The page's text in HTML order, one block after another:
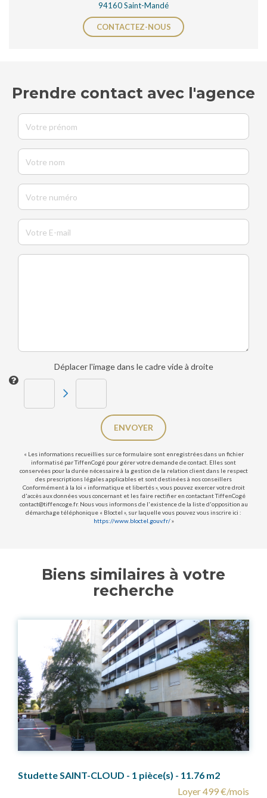
94160 Saint-Mandé
CONTACTEZ-NOUS
Prendre contact avec l'agence
Déplacer l'image dans le cadre vide à droite
ENVOYER
« Les informations recueillies sur ce formulaire sont enregistrées dans un fichier
informatisé par TiffenCogé pour gérer votre demande de contact. Elles sont
conservées pour la durée nécessaire à la gestion de la relation client dans le respect
des prescriptions légales applicables et sont destinées à nos conseillers
Conformément à la loi « informatique et libertés », vous pouvez exercer votre droit
d'accès aux données vous concernant et les faire rectifier en contactant TiffenCogé
contact@tiffencoge.fr. Nous vous informons de l'existence de la liste d'opposition au
démarchage téléphonique « Bloctel », sur laquelle vous pouvez vous inscrire ici :
https://www.bloctel.gouv.fr/»
Biens similaires à votre
recherche
Studette SAINT-CLOUD - 1 pièce(s) - 11.76 m2
Loyer 499 €/mois